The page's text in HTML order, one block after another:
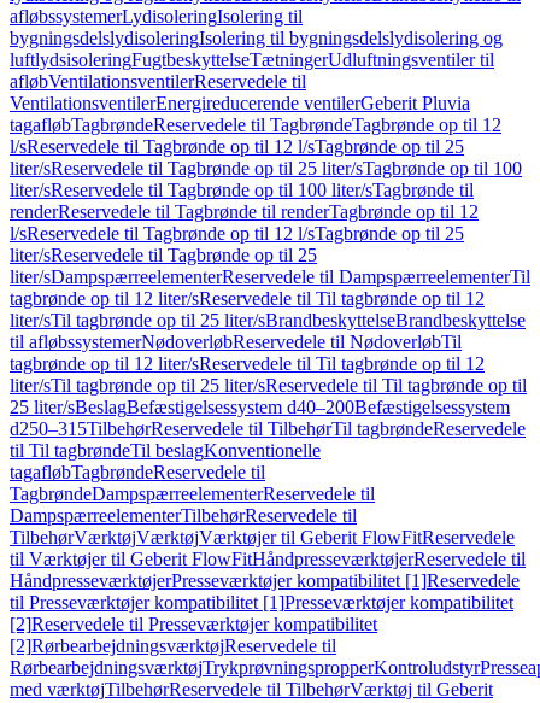
afløbssystemerLydisoleringIsolering til
bygningsdelslydisoleringIsolering til bygningsdelslydisolering og
luftlydsisoleringFugtbeskyttelseTætningerUdluftningsventiler til
afløbVentilationsventilerReservedele til
VentilationsventilerEnergireducerende ventilerGeberit Pluvia
tagafløbTagbrøndeReservedele til TagbrøndeTagbrønde op til 12
l/sReservedele til Tagbrønde op til 12 l/sTagbrønde op til 25
liter/sReservedele til Tagbrønde op til 25 liter/sTagbrønde op til 100
liter/sReservedele til Tagbrønde op til 100 liter/sTagbrønde til
renderReservedele til Tagbrønde til renderTagbrønde op til 12
l/sReservedele til Tagbrønde op til 12 l/sTagbrønde op til 25
liter/sReservedele til Tagbrønde op til 25
liter/sDampspærreelementerReservedele til DampspærreelementerTil
tagbrønde op til 12 liter/sReservedele til Til tagbrønde op til 12
liter/sTil tagbrønde op til 25 liter/sBrandbeskyttelseBrandbeskyttelse
til afløbssystemerNødoverløbReservedele til NødoverløbTil
tagbrønde op til 12 liter/sReservedele til Til tagbrønde op til 12
liter/sTil tagbrønde op til 25 liter/sReservedele til Til tagbrønde op til
25 liter/sBeslagBefæstigelsessystem d40–200Befæstigelsessystem
d250–315TilbehørReservedele til TilbehørTil tagbrøndeReservedele
til Til tagbrøndeTil beslagKonventionelle
tagafløbTagbrøndeReservedele til
TagbrøndeDampspærreelementerReservedele til
DampspærreelementerTilbehørReservedele til
TilbehørVærktøjVærktøjVærktøjer til Geberit FlowFitReservedele
til Værktøjer til Geberit FlowFitHåndpresseværktøjerReservedele til
HåndpresseværktøjerPresseværktøjer kompatibilitet [1]Reservedele
til Presseværktøjer kompatibilitet [1]Presseværktøjer kompatibilitet
[2]Reservedele til Presseværktøjer kompatibilitet
[2]RørbearbejdningsværktøjReservedele til
RørbearbejdningsværktøjTrykprøvningspropperKontroludstyr
med værktøjTilbehørReservedele til TilbehørVærktøj til Geberit